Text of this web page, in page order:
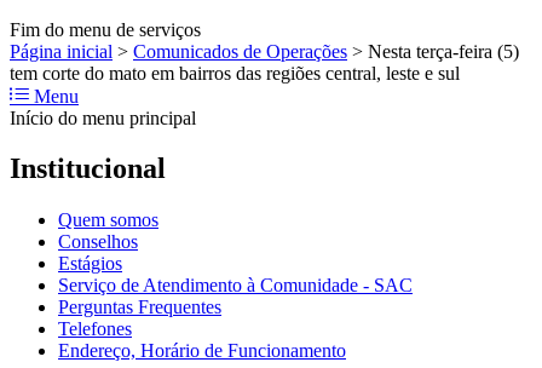
Fim do menu de serviços
Página inicial > Comunicados de Operações > Nesta terça-feira (5)
tem corte do mato em bairros das regiões central, leste e sul
Menu
Início do menu principal
Institucional
Quem somos
Conselhos
Estágios
Serviço de Atendimento à Comunidade - SAC
Perguntas Frequentes
Telefones
Endereço, Horário de Funcionamento